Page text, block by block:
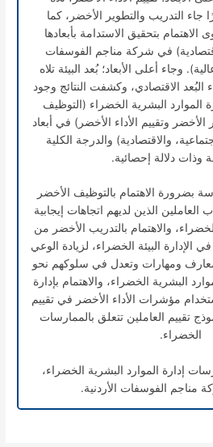
جاء التدريب والتطوير الأخضر، كما
بتحقيق الاستدامة بأبعادها
في شركة مناجم الفوسفات
وجاء أعلى الأبعاد؛ بُعد البيئة تلاه
البُعد الاقتصادي، وكشفت النتائج وجود
الموارد البشرية الخضراء (التوظيف
وتقييم الأداء الأخضر) في أبعاد
والاقتصادية) والدرجة الكلية
وذات دلالة إحصائية.
بضرورة الاهتمام بالتوظيف الأخضر
الذين لديهم اتجاهات إيجابية
والاهتمام بالتدريب الأخضر من
الإدارة البيئة الخضراء، لزيادة الوعي
معارف ومهارات وتعدل في سلوكهم نحو
البشرية الخضراء، والاهتمام بإدارة
مؤشرات الأداء الأخضر في تقييم
تقييم العاملين تتعلق بالممارسات
الخضراء.
إدارة الموارد البشرية الخضراء،
مناجم الفوسفات الأردنية.